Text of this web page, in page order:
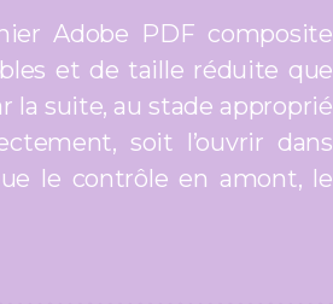
Adobe PDF composite
et de taille réduite que
la suite, au stade approprié
soit l’ouvrir dans
le contrôle en amont, le